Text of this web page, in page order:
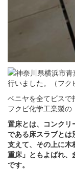
ベニヤを全てビスで
フクビ化学工業製の
置床とは、コンク
である床スラブと
支えて、その上に
重床」ともよばれ
です。